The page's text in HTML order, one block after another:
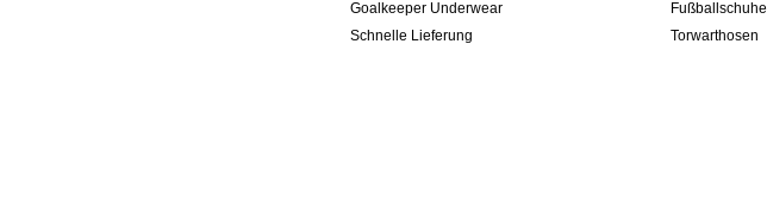
Goalkeeper Underwear
Schnelle Lieferung
Fußballschuhe
Torwarthosen